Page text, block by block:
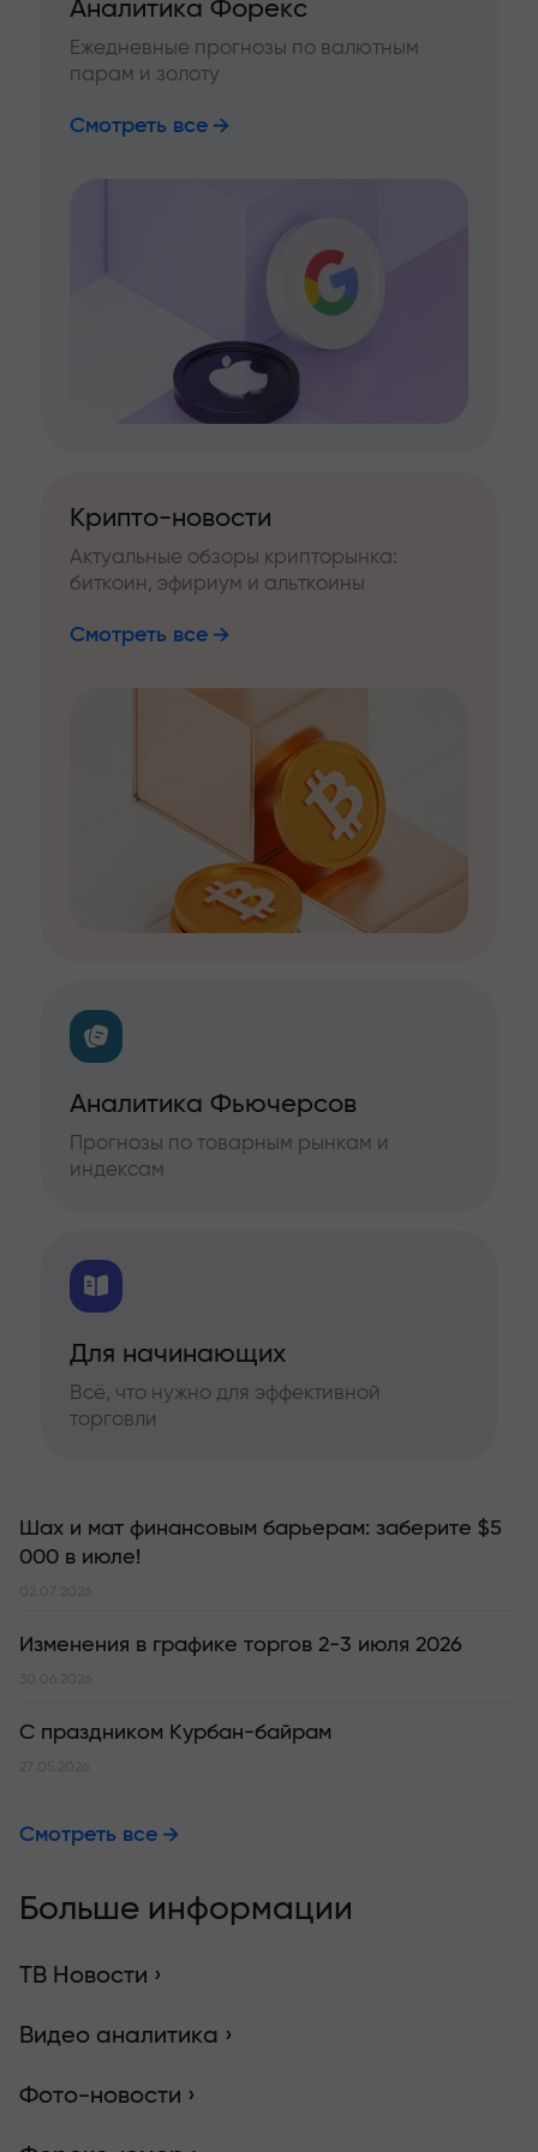
Аналитика Форекс
Ежедневные прогнозы по валютным
парам и золоту
Смотреть все
Крипто-новости
Актуальные обзоры крипторынка:
биткоин, эфириум и альткоины
Смотреть все
Аналитика Фьючерсов
Прогнозы по товарным рынкам и
индексам
Для начинающих
Всё, что нужно для эффективной
торговли
Шах и мат финансовым барьерам: заберите $5
000 в июле!
02.07.2026
Изменения в графике торгов 2-3 июля 2026
30.06.2026
С праздником Курбан-байрам
27.05.2026
Смотреть все
Больше информации
ТВ Новости ›
Видео аналитика ›
Фото-новости ›